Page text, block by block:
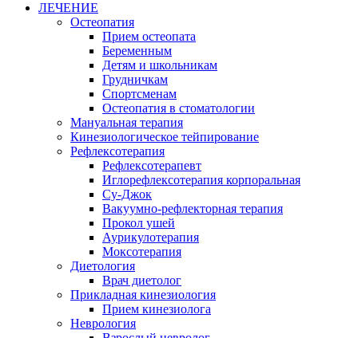
ЛЕЧЕНИЕ
Остеопатия
Прием остеопата
Беременным
Детям и школьникам
Грудничкам
Спортсменам
Остеопатия в стоматологии
Мануальная терапия
Кинезиологическое тейпирование
Рефлексотерапия
Рефлексотерапевт
Иглорефлексотерапия корпоральная
Су-Джок
Вакуумно-рефлекторная терапия
Прокол ушей
Аурикулотерапия
Моксотерапия
Диетология
Врач диетолог
Прикладная кинезиология
Прием кинезиолога
Неврология